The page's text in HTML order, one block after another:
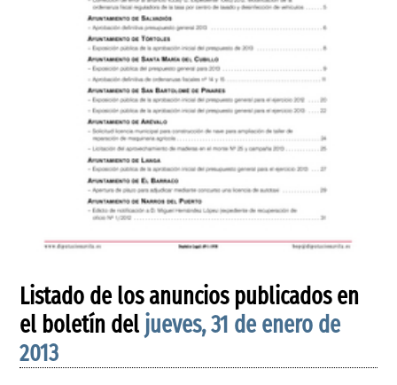
Listado de los anuncios publicados en
el boletín del jueves, 31 de enero de
2013